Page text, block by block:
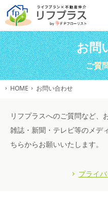
お問
ご質
HOME お問い合わせ
リフプラスへのご質問など、
雑誌・新聞・テレビ等のメデ
ちらからお願いいたします。
プライ